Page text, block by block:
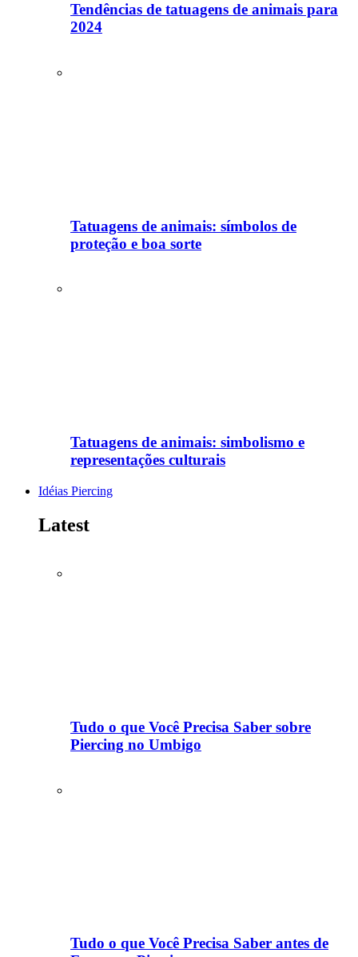
Tendências de tatuagens de animais para
2024
Tatuagens de animais: símbolos de
proteção e boa sorte
Tatuagens de animais: simbolismo e
representações culturais
Idéias Piercing
Latest
Tudo o que Você Precisa Saber sobre
Piercing no Umbigo
Tudo o que Você Precisa Saber antes de